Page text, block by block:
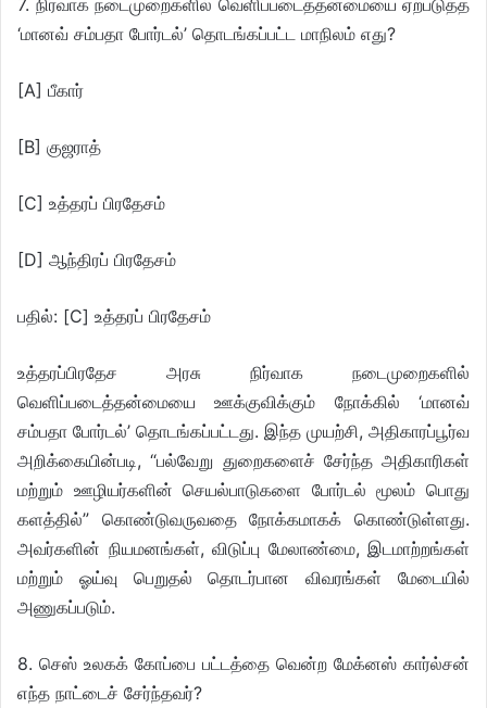
7. நிர்வாக நடைமுறைகளில் வெளிப்படைத்தன்மையை ஏற்படுத்த
‘மானவ் சம்பதா போர்டல்’ தொடங்கப்பட்ட மாநிலம் எது?
[A] பீகார்
[B] குஜராத்
[C] உத்தரப் பிரதேசம்
[D] ஆந்திரப் பிரதேசம்
பதில்: [C] உத்தரப் பிரதேசம்
உத்தரப்பிரதேச அரசு நிர்வாக நடைமுறைகளில்
வெளிப்படைத்தன்மையை ஊக்குவிக்கும் நோக்கில் ‘மானவ்
சம்பதா போர்டல்’ தொடங்கப்பட்டது. இந்த முயற்சி, அதிகாரப்பூர்வ
அறிக்கையின்படி, “பல்வேறு துறைகளைச் சேர்ந்த அதிகாரிகள்
மற்றும் ஊழியர்களின் செயல்பாடுகளை போர்டல் மூலம் பொது
களத்தில்” கொண்டுவருவதை நோக்கமாகக் கொண்டுள்ளது.
அவர்களின் நியமனங்கள், விடுப்பு மேலாண்மை, இடமாற்றங்கள்
மற்றும் ஓய்வு பெறுதல் தொடர்பான விவரங்கள் மேடையில்
அணுகப்படும்.
8. செஸ் உலகக் கோப்பை பட்டத்தை வென்ற மேக்னஸ் கார்ல்சன்
எந்த நாட்டைச் சேர்ந்தவர்?